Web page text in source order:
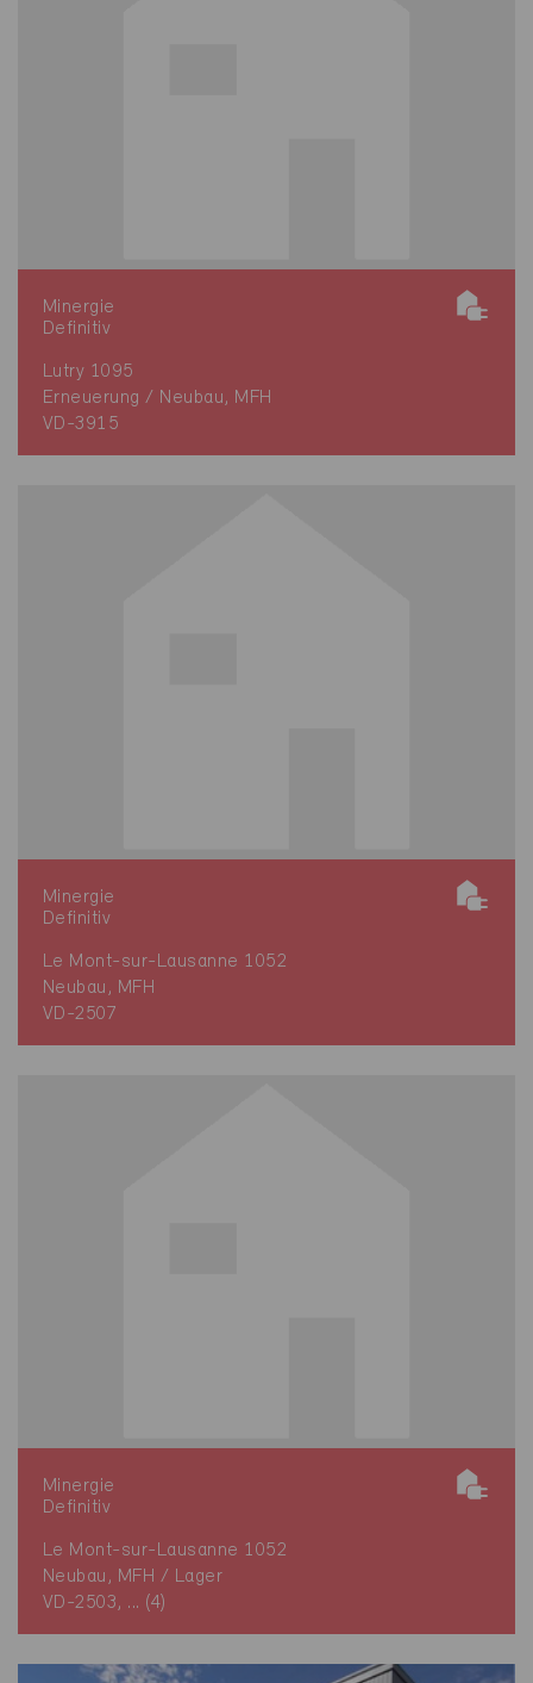
Minergie
Definitiv
Lutry 1095
Erneuerung / Neubau, MFH
VD-3915
Minergie
Definitiv
Le Mont-sur-Lausanne 1052
Neubau, MFH
VD-2507
Minergie
Definitiv
Le Mont-sur-Lausanne 1052
Neubau, MFH / Lager
VD-2503, ... (4)